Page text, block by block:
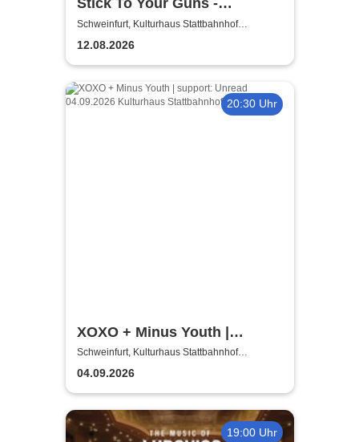
Stick To Your Guns -
European Summer 2026
Schweinfurt, Kulturhaus Stattbahnhof
Schweinfurt
12.08.2026
20:30 Uhr
XOXO + Minus Youth |
Schweinfurt Hardcore
presents
Schweinfurt, Kulturhaus Stattbahnhof
Schweinfurt
04.09.2026
19:00 Uhr